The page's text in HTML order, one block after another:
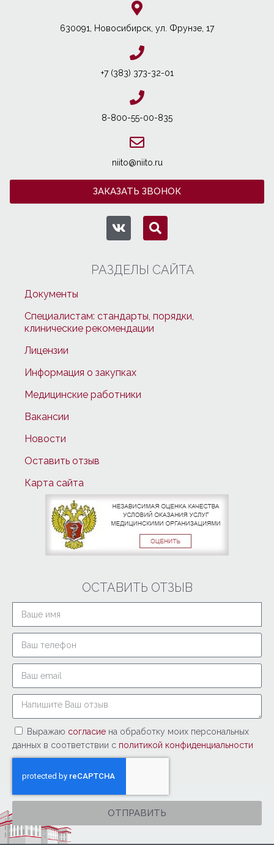
630091, Новосибирcк, ул. Фрунзе, 17
+7 (383) 373-32-01
8-800-55-00-835
niito@niito.ru
ЗАКАЗАТЬ ЗВОНОК
РАЗДЕЛЫ САЙТА
Документы
Специалистам: стандарты, порядки,
клинические рекомендации
Лицензии
Информация о закупках
Медицинские работники
Вакансии
Новости
Оставить отзыв
Карта сайта
ОСТАВИТЬ ОТЗЫВ
Выражаю согласие на обработку моих персональных
данных в соответствии с политикой конфиденциальности
ОТПРАВИТЬ